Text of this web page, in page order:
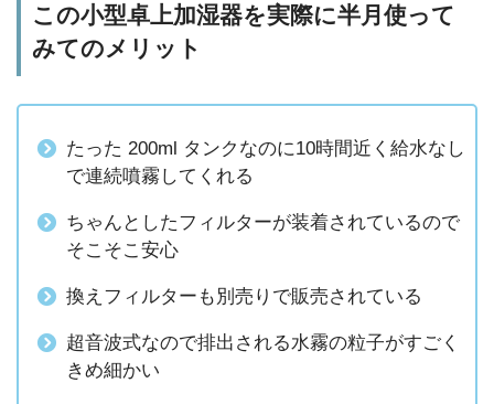
この小型卓上加湿器を実際に半月使って
みてのメリット
たった 200ml タンクなのに10時間近く給水なし
で連続噴霧してくれる
ちゃんとしたフィルターが装着されているので
そこそこ安心
換えフィルターも別売りで販売されている
超音波式なので排出される水霧の粒子がすごく
きめ細かい